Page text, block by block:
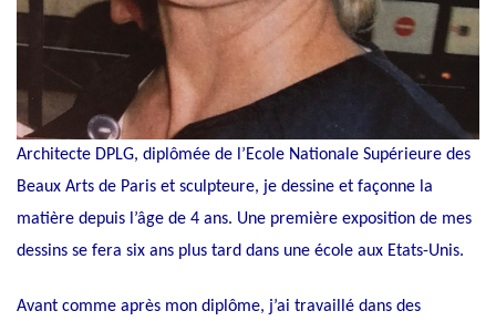
Architecte DPLG, diplômée de l’Ecole Nationale Supérieure des
Beaux Arts de Paris et sculpteure, je dessine et façonne la
matière depuis l’âge de 4 ans. Une première exposition de mes
dessins se fera six ans plus tard dans une école aux Etats-Unis.
Avant comme après mon diplôme, j’ai travaillé dans des